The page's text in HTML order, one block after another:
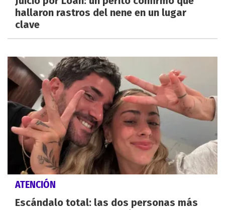
hallaron rastros del nene en un lugar
clave
ATENCIÓN
Escándalo total: las dos personas más